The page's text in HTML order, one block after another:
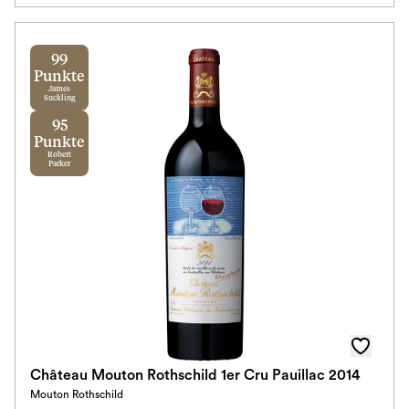
99
Punkte
James
Suckling
95
Punkte
Robert
Parker
Château Mouton Rothschild 1er Cru Pauillac 2014
Mouton Rothschild